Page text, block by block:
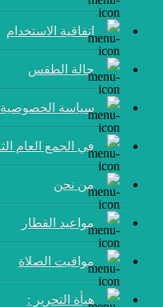
اتفاقية الاستخدام
حالة الطقس
سياسة الخصوصية
من نحن
مواعيد القطار
مواقيت الصلاة
هيأة التحرير :